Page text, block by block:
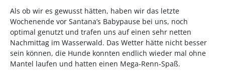
Als ob wir es gewusst hätten, haben wir das letzte
Wochenende vor Santana’s Babypause bei uns, noch
optimal genutzt und trafen uns auf einen sehr netten
Nachmittag im Wasserwald. Das Wetter hätte nicht besser
sein können, die Hunde konnten endlich wieder mal ohne
Mantel laufen und hatten einen Mega-Renn-Spaß.